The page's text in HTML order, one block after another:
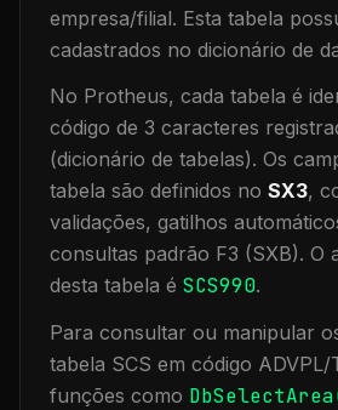
empresa/filial. Esta tabela
cadastrados no dicionário de
No Protheus, cada tabela é
código de 3 caracteres
(dicionário de tabelas). Os
tabela são definidos no SX3,
validações, gatilhos
consultas padrão F3 (SXB). O
desta tabela é SCS990.
Para consultar ou manipular
tabela SCS em código ADVPL/
funções como